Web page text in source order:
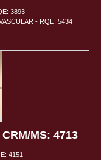
3893
- RQE: 5434
MS: 4713
4151